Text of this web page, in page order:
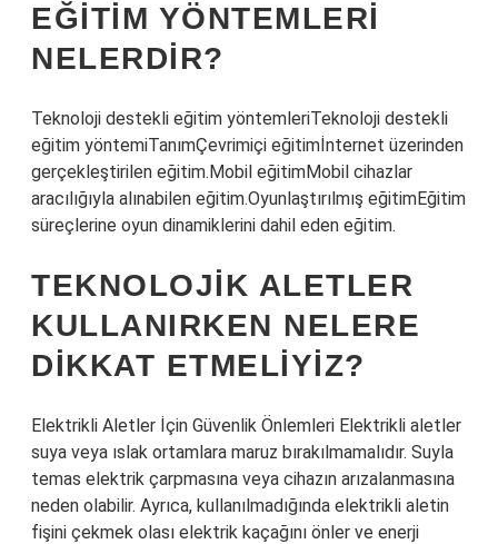
EĞITIM YÖNTEMLERI
NELERDIR?
Teknoloji destekli eğitim yöntemleriTeknoloji destekli
eğitim yöntemiTanımÇevrimiçi eğitimİnternet üzerinden
gerçekleştirilen eğitim.Mobil eğitimMobil cihazlar
aracılığıyla alınabilen eğitim.Oyunlaştırılmış eğitimEğitim
süreçlerine oyun dinamiklerini dahil eden eğitim.
TEKNOLOJIK ALETLER
KULLANIRKEN NELERE
DIKKAT ETMELIYIZ?
Elektrikli Aletler İçin Güvenlik Önlemleri Elektrikli aletler
suya veya ıslak ortamlara maruz bırakılmamalıdır. Suyla
temas elektrik çarpmasına veya cihazın arızalanmasına
neden olabilir. Ayrıca, kullanılmadığında elektrikli aletin
fişini çekmek olası elektrik kaçağını önler ve enerji